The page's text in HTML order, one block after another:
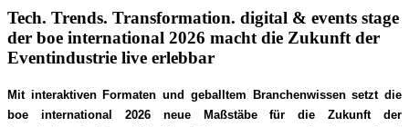
Tech. Trends. Transformation. digital & events stage
der boe international 2026 macht die Zukunft der
Eventindustrie live erlebbar
Mit interaktiven Formaten und geballtem Branchenwissen setzt die
boe international 2026 neue Maßstäbe für die Zukunft der